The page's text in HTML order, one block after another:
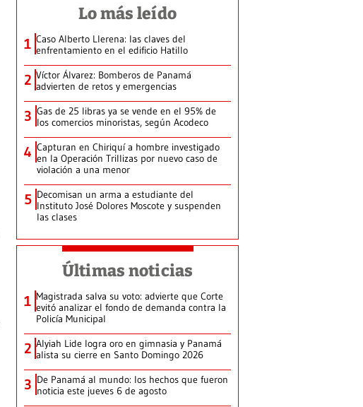
Lo más leído
1 Caso Alberto Llerena: las claves del
enfrentamiento en el edificio Hatillo
2 Víctor Álvarez: Bomberos de Panamá
advierten de retos y emergencias
3 Gas de 25 libras ya se vende en el 95% de
los comercios minoristas, según Acodeco
4 Capturan en Chiriquí a hombre investigado
en la Operación Trillizas por nuevo caso de
violación a una menor
5 Decomisan un arma a estudiante del
Instituto José Dolores Moscote y suspenden
las clases
Últimas noticias
1 Magistrada salva su voto: advierte que Corte
evitó analizar el fondo de demanda contra la
Policía Municipal
2 Alyiah Lide logra oro en gimnasia y Panamá
alista su cierre en Santo Domingo 2026
3 De Panamá al mundo: los hechos que fueron
noticia este jueves 6 de agosto